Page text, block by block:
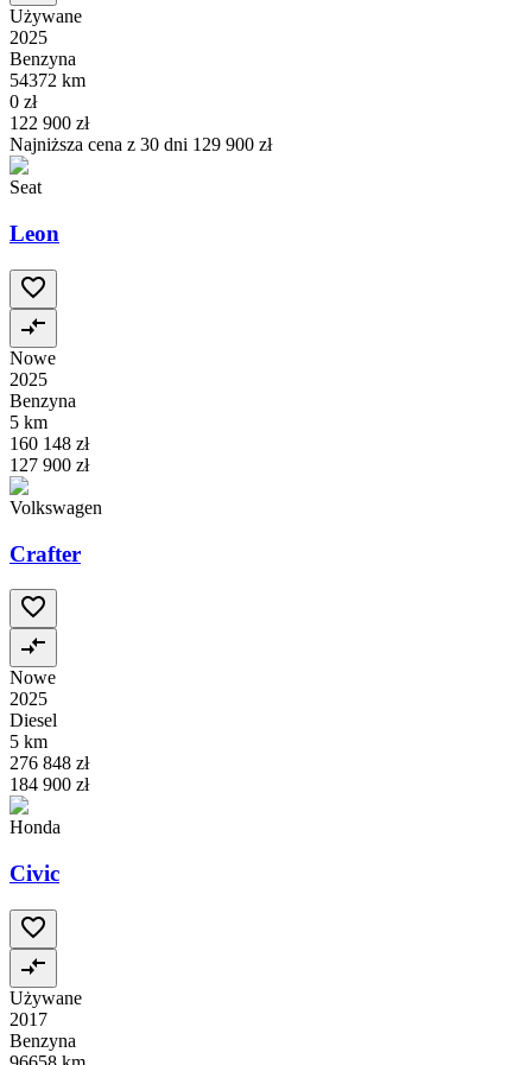
Używane
2025
Benzyna
54372 km
0 zł
122 900 zł
Najniższa cena z 30 dni 129 900 zł
Seat
Leon
Nowe
2025
Benzyna
5 km
160 148 zł
127 900 zł
Volkswagen
Crafter
Nowe
2025
Diesel
5 km
276 848 zł
184 900 zł
Honda
Civic
Używane
2017
Benzyna